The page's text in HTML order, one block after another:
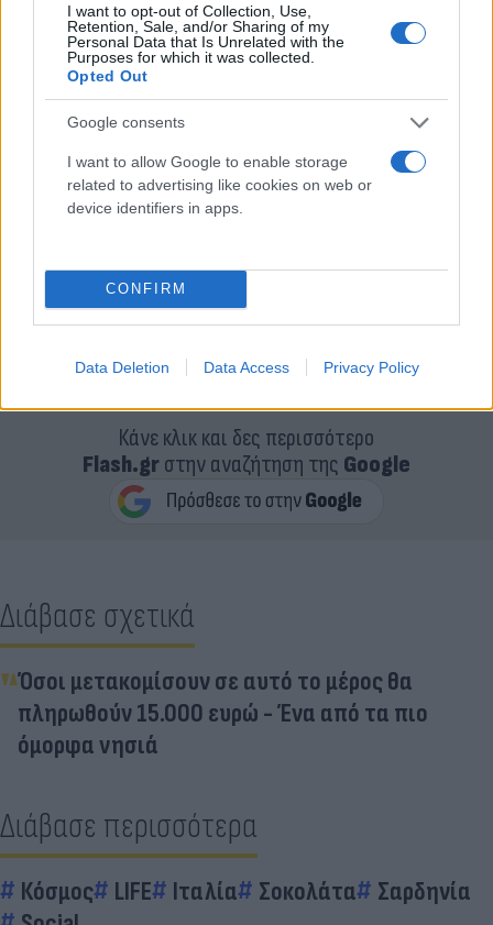
I want to opt-out of Collection, Use,
Retention, Sale, and/or Sharing of my
Personal Data that Is Unrelated with the
Purposes for which it was collected.
Opted Out
Google consents
I want to allow Google to enable storage
related to advertising like cookies on web or
device identifiers in apps.
CONFIRM
Data Deletion Data Access Privacy Policy
Κάνε κλικ και δες περισσότερο
Flash.grστην αναζήτηση της Google
Διάβασε σχετικά
Όσοι μετακομίσουν σε αυτό το μέρος θα
πληρωθούν 15.000 ευρώ - Ένα από τα πιο
όμορφα νησιά
Διάβασε περισσότερα
Κόσμος LIFE Ιταλία Σοκολάτα
Σαρδηνία